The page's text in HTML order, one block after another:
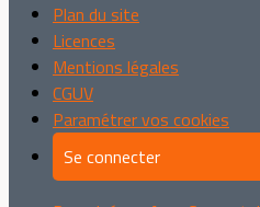
Plan du site
Licences
Mentions légales
CGUV
Paramétrer vos cookies
Se connecter